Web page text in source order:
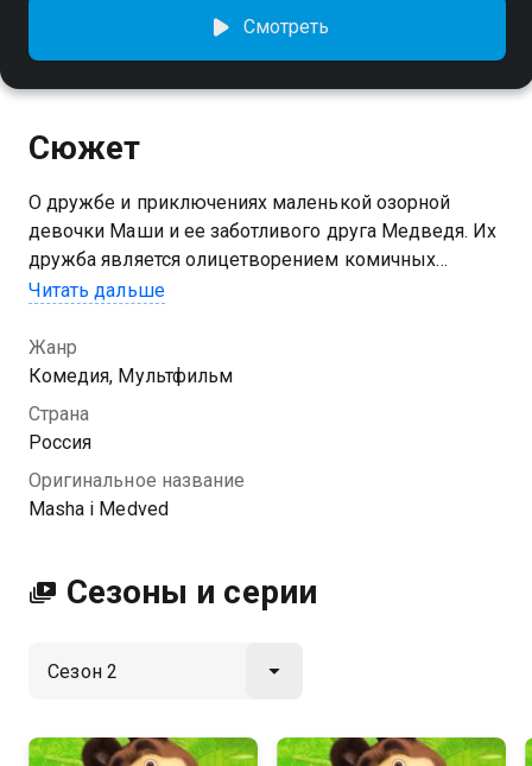
Смотреть
Сюжет
О дружбе и приключениях маленькой озорной
девочки Маши и ее заботливого друга Медведя. Их
дружба является олицетворением комичных
взаимоотношений между ребенком, исследующим
его в этом увлекательном приключении.
Посмотреть онлайн 2 сезон сериала Маша и
Медведь. Музыкальные клипы вы можете
Казахтелеком
Читать дальше
Жанр
Комедия, Мультфильм
Страна
Россия
Оригинальное название
Masha i Medved
Сезоны и серии